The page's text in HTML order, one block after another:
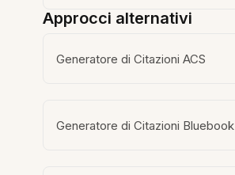
Approcci alternativi
Generatore di Citazioni ACS
Generatore di Citazioni Bluebook